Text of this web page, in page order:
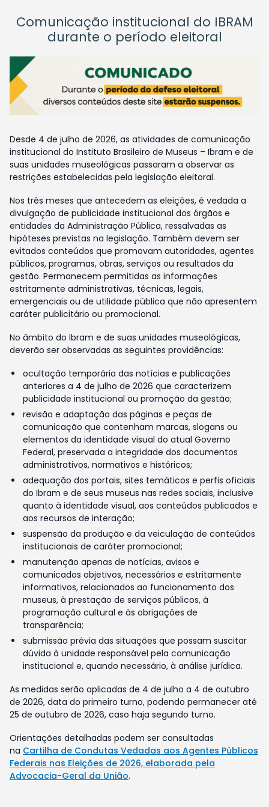
Comunicação institucional do IBRAM
durante o período eleitoral
Desde 4 de julho de 2026, as atividades de comunicação
institucional do Instituto Brasileiro de Museus – Ibram e de
suas unidades museológicas passaram a observar as
restrições estabelecidas pela legislação eleitoral.
Nos três meses que antecedem as eleições, é vedada a
divulgação de publicidade institucional dos órgãos e
entidades da Administração Pública, ressalvadas as
hipóteses previstas na legislação. Também devem ser
evitados conteúdos que promovam autoridades, agentes
públicos, programas, obras, serviços ou resultados da
gestão. Permanecem permitidas as informações
estritamente administrativas, técnicas, legais,
emergenciais ou de utilidade pública que não apresentem
caráter publicitário ou promocional.
No âmbito do Ibram e de suas unidades museológicas,
deverão ser observadas as seguintes providências:
ocultação temporária das notícias e publicações
anteriores a 4 de julho de 2026 que caracterizem
publicidade institucional ou promoção da gestão;
revisão e adaptação das páginas e peças de
comunicação que contenham marcas, slogans ou
elementos da identidade visual do atual Governo
Federal, preservada a integridade dos documentos
administrativos, normativos e históricos;
adequação dos portais, sites temáticos e perfis oficiais
do Ibram e de seus museus nas redes sociais, inclusive
quanto à identidade visual, aos conteúdos publicados e
aos recursos de interação;
suspensão da produção e da veiculação de conteúdos
institucionais de caráter promocional;
manutenção apenas de notícias, avisos e
comunicados objetivos, necessários e estritamente
informativos, relacionados ao funcionamento dos
museus, à prestação de serviços públicos, à
programação cultural e às obrigações de
transparência;
submissão prévia das situações que possam suscitar
dúvida à unidade responsável pela comunicação
institucional e, quando necessário, à análise jurídica.
As medidas serão aplicadas de 4 de julho a 4 de outubro
de 2026, data do primeiro turno, podendo permanecer até
25 de outubro de 2026, caso haja segundo turno.
Orientações detalhadas podem ser consultadas
na Cartilha de Condutas Vedadas aos Agentes Públicos
Federais nas Eleições de 2026, elaborada pela
Advocacia-Geral da União.